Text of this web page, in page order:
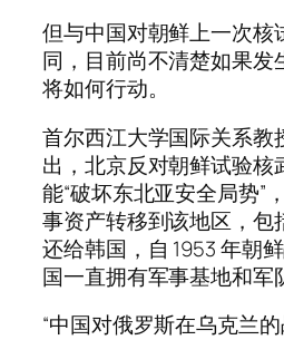
但与中国对朝鲜上一次核
同，目前尚不清楚如果发
将如何行动。
首尔西江大学国际关系教
出，北京反对朝鲜试验核
能“破坏东北亚安全局势”
事资产转移到该地区，包
还给韩国，自 1953 年朝
国一直拥有军事基地和军
“中国对俄罗斯在乌克兰